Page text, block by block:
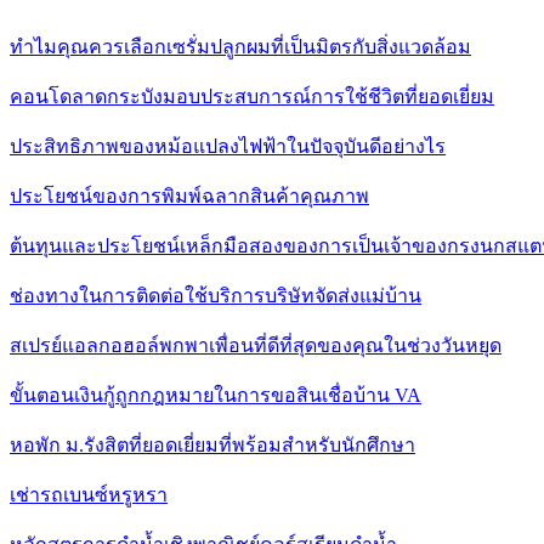
ทำไมคุณควรเลือกเซรั่มปลูกผมที่เป็นมิตรกับสิ่งแวดล้อม
คอนโดลาดกระบังมอบประสบการณ์การใช้ชีวิตที่ยอดเยี่ยม
ประสิทธิภาพของหม้อแปลงไฟฟ้าในปัจจุบันดีอย่างไร
ประโยชน์ของการพิมพ์ฉลากสินค้าคุณภาพ
ต้นทุนและประโยชน์เหล็กมือสองของการเป็นเจ้าของกรงนกสแต
ช่องทางในการติดต่อใช้บริการบริษัทจัดส่งแม่บ้าน
สเปรย์แอลกอฮอล์พกพาเพื่อนที่ดีที่สุดของคุณในช่วงวันหยุด
ขั้นตอนเงินกู้ถูกกฎหมายในการขอสินเชื่อบ้าน VA
หอพัก ม.รังสิตที่ยอดเยี่ยมที่พร้อมสำหรับนักศึกษา
เช่ารถเบนซ์หรูหรา